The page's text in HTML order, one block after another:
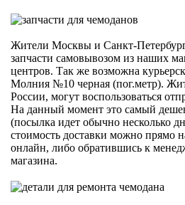
Жители Москвы и Санкт-
запчасти самовывозом из наших
центров. Так же возможна
Молния №10 черная (пог.метр).
России, могут воспользоваться
На данный момент это самый
(посылка идет обычно несколько
стоимость доставки можно прямо
онлайн, либо обратившись к
магазина.